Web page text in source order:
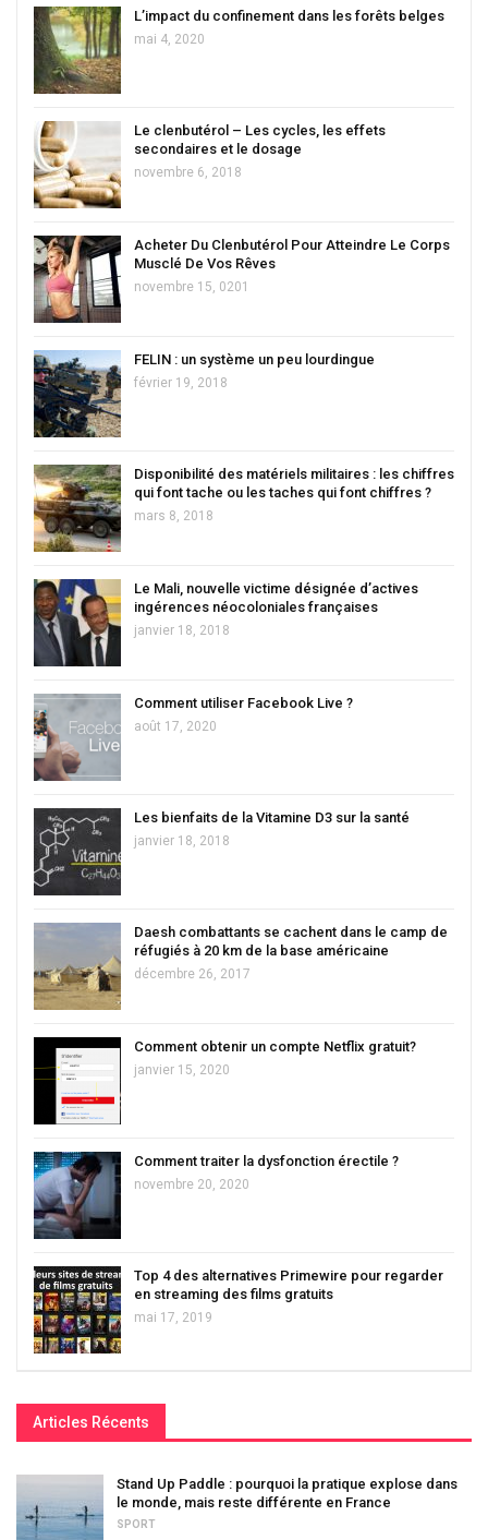
L’impact du confinement dans les forêts belges
mai 4, 2020
Le clenbutérol – Les cycles, les effets
secondaires et le dosage
novembre 6, 2018
Acheter Du Clenbutérol Pour Atteindre Le Corps
Musclé De Vos Rêves
novembre 15, 0201
FELIN : un système un peu lourdingue
février 19, 2018
Disponibilité des matériels militaires : les chiffres
qui font tache ou les taches qui font chiffres ?
mars 8, 2018
Le Mali, nouvelle victime désignée d’actives
ingérences néocoloniales françaises
janvier 18, 2018
Comment utiliser Facebook Live ?
août 17, 2020
Les bienfaits de la Vitamine D3 sur la santé
janvier 18, 2018
Daesh combattants se cachent dans le camp de
réfugiés à 20 km de la base américaine
décembre 26, 2017
Comment obtenir un compte Netflix gratuit?
janvier 15, 2020
Comment traiter la dysfonction érectile ?
novembre 20, 2020
Top 4 des alternatives Primewire pour regarder
en streaming des films gratuits
mai 17, 2019
Articles Récents
Stand Up Paddle : pourquoi la pratique explose dans
le monde, mais reste différente en France
SPORT